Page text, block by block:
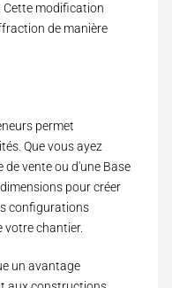
Cette modification
de manière
permet
Que vous ayez
de venteou d'une Base
pour créer
configurations
votre chantier.
un avantage